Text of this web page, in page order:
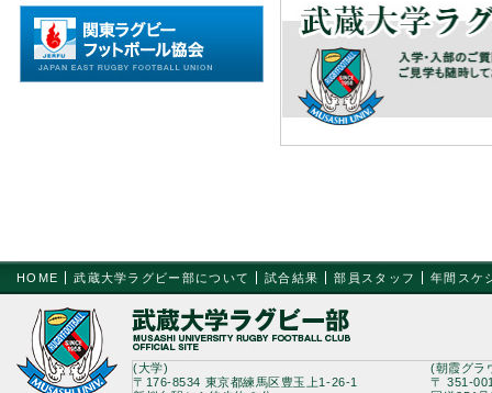
HOME 武蔵大学ラグビー部について 試合結果 部員スタッフ 年間スケ
(大学)
〒176-8534 東京都練馬区豊玉上1-26-1
(朝霞グラ
〒 351-